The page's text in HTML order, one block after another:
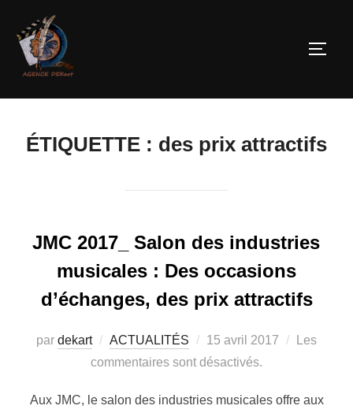
ÉTIQUETTE : des prix attractifs
JMC 2017_ Salon des industries
musicales : Des occasions
d’échanges, des prix attractifs
par dekart ACTUALITÉS 15 avril 2017
Les
commentaires sont désactivés.
Aux JMC, le salon des industries musicales offre aux